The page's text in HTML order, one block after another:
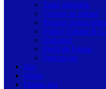
Toate articolele
Viziune de primar
Resurse pentru
Politici Urbane &
Dialoguri
Profil de Primar
Podcast-uri
Stiri
Oferte
Despre noi